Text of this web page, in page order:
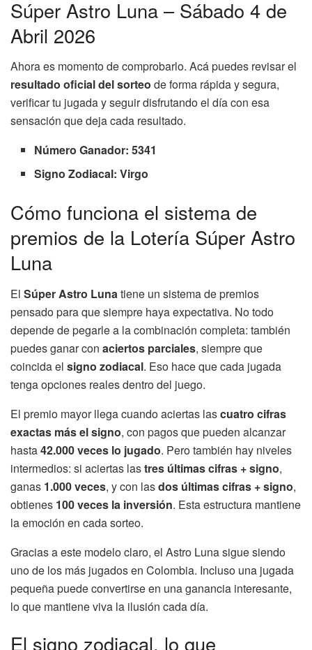
Súper Astro Luna – Sábado 4 de
Abril 2026
Ahora es momento de comprobarlo. Acá puedes revisar el
resultado oficial del sorteo de forma rápida y segura,
verificar tu jugada y seguir disfrutando el día con esa
sensación que deja cada resultado.
Número Ganador: 5341
Signo Zodiacal: Virgo
Cómo funciona el sistema de
premios de la Lotería Súper Astro
Luna
El Súper Astro Lunatiene un sistema de premios
pensado para que siempre haya expectativa. No todo
depende de pegarle a la combinación completa: también
puedes ganar con aciertos parciales, siempre que
coincida el signo zodiacal. Eso hace que cada jugada
tenga opciones reales dentro del juego.
El premio mayor llega cuando aciertas lascuatro cifras
exactas más el signo, con pagos que pueden alcanzar
hasta42.000 veces lo jugado. Pero también hay niveles
intermedios: si aciertas lastres últimas cifras + signo,
ganas 1.000 veces, y con lasdos últimas cifras + signo,
obtienes 100 veces la inversión. Esta estructura mantiene
la emoción en cada sorteo.
Gracias a este modelo claro, el Astro Luna sigue siendo
uno de los más jugados en Colombia. Incluso una jugada
pequeña puede convertirse en una ganancia interesante,
lo que mantiene viva la ilusión cada día.
El signo zodiacal, lo que